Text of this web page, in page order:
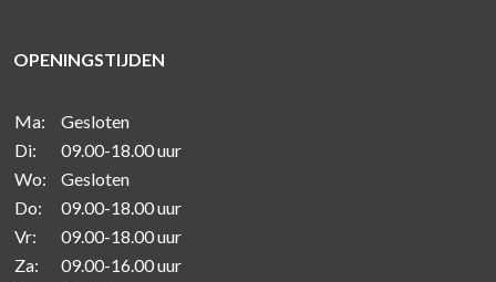
OPENINGSTIJDEN
Ma:
Gesloten
Di:
09.00-18.00 uur
Wo:
Gesloten
Do:
09.00-18.00 uur
Vr:
09.00-18.00 uur
Za:
09.00-16.00 uur